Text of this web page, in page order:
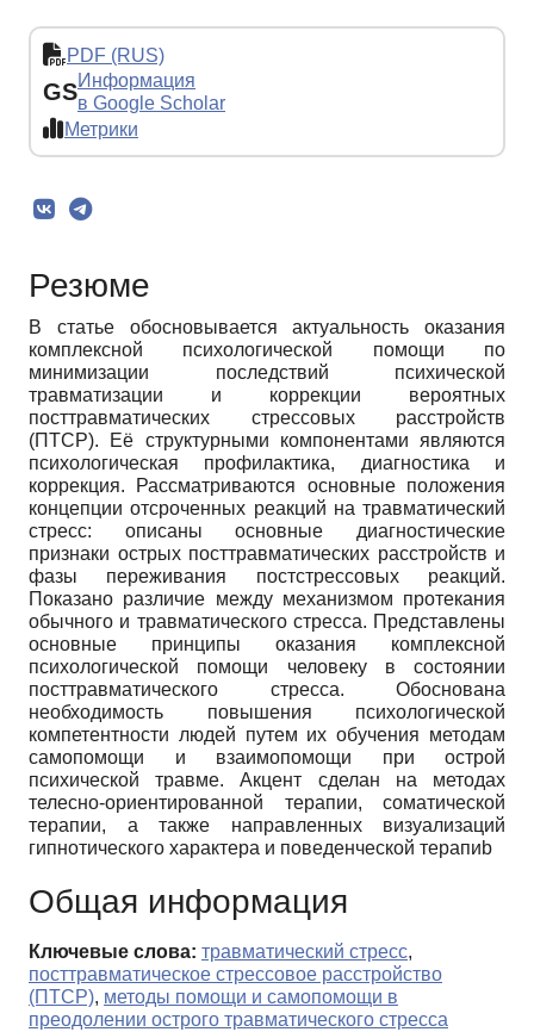
PDF (RUS)
GSИнформация
в Google Scholar
Метрики
Резюме
В статье обосновывается актуальность оказания
комплексной психологической помощи по
минимизации последствий психической
травматизации и коррекции вероятных
посттравматических стрессовых расстройств
(ПТСР). Её структурными компонентами являются
психологическая профилактика, диагностика и
коррекция. Рассматриваются основные положения
концепции отсроченных реакций на травматический
стресс: описаны основные диагностические
признаки острых посттравматических расстройств и
фазы переживания постстрессовых реакций.
Показано различие между механизмом протекания
обычного и травматического стресса. Представлены
основные принципы оказания комплексной
психологической помощи человеку в состоянии
посттравматического стресса. Обоснована
необходимость повышения психологической
компетентности людей путем их обучения методам
самопомощи и взаимопомощи при острой
психической травме. Акцент сделан на методах
телесно-ориентированной терапии, соматической
терапии, а также направленных визуализаций
гипнотического характера и поведенческой терапиb
Общая информация
Ключевые слова: травматический стресс,
посттравматическое стрессовое расстройство
(ПТСР), методы помощи и самопомощи в
преодолении острого травматического стресса